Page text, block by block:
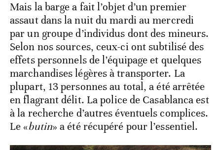
Mais la barge a fait l’objet d’un premier
assaut dans la nuit du mardi au mercredi
par un groupe d’individus dont des mineurs.
Selon nos sources, ceux-ci ont subtilisé des
effets personnels de l’équipage et quelques
marchandises légères à transporter. La
plupart, 13 personnes au total, a été arrêtée
en flagrant délit. La police de Casablanca est
à la recherche d’autres éventuels complices.
Le «butin» a été récupéré pour l’essentiel.